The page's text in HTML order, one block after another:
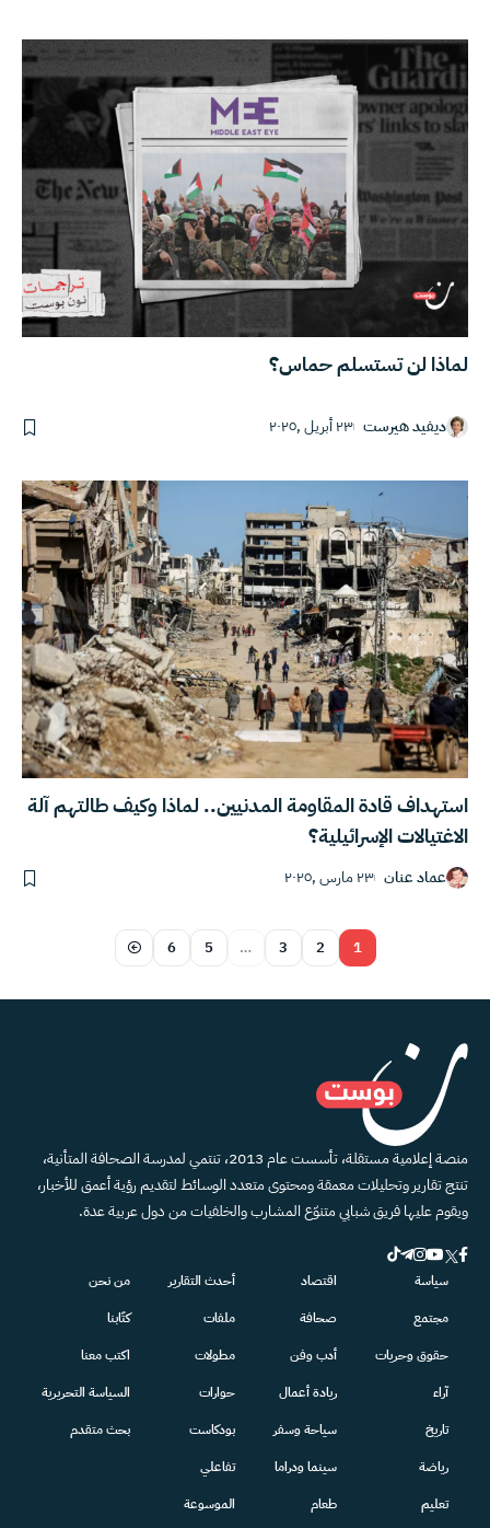
لماذا لن تستسلم حماس؟
ديفيد هيرست ٢٣ أبريل ,٢٠٢٥
استهداف قادة المقاومة المدنيين.. لماذا وكيف طالتهم آلة
الاغتيالات الإسرائيلية؟
عماد عنان ٢٣ مارس ,٢٠٢٥
1
2
3
…
5
6
منصة إعلامية مستقلة، تأسست عام 2013، تنتمي لمدرسة الصحافة المتأنية،
تنتج تقارير وتحليلات معمقة ومحتوى متعدد الوسائط لتقديم رؤية أعمق للأخبار،
ويقوم عليها فريق شبابي متنوّع المشارب والخلفيات من دول عربية عدة.
سياسة
مجتمع
حقوق وحريات
آراء
تاريخ
رياضة
تعليم
اقتصاد
صحافة
أدب وفن
ريادة أعمال
سياحة وسفر
سينما ودراما
طعام
أحدث التقارير
ملفات
مطولات
حوارات
بودكاست
تفاعلي
الموسوعة
من نحن
كتّابنا
اكتب معنا
السياسة التحريرية
بحث متقدم